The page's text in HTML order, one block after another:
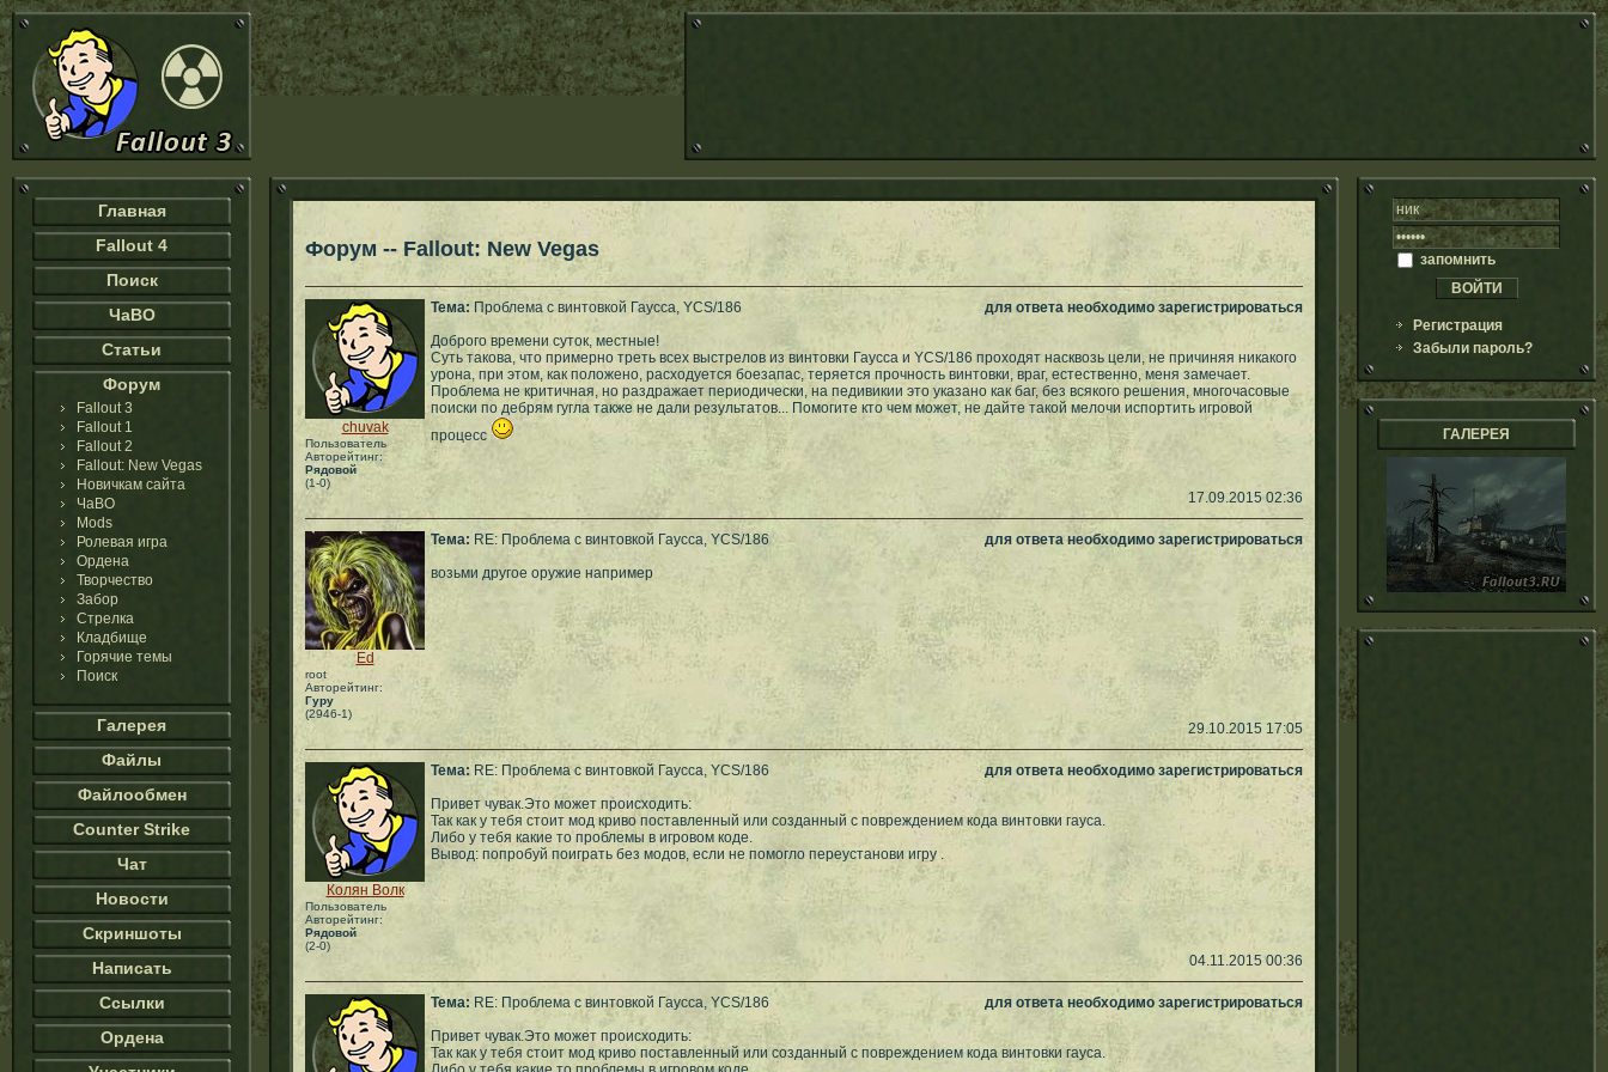
Главная
Fallout 4
Поиск
ЧаВО
Статьи
Форум
Fallout 3
Fallout 1
Fallout 2
Fallout: New Vegas
Новичкам сайта
ЧаВО
Mods
Ролевая игра
Ордена
Творчество
Забор
Стрелка
Кладбище
Горячие темы
Поиск
Галерея
Файлы
Файлообмен
Counter Strike
Чат
Новости
Скриншоты
Написать
Ссылки
Ордена
Форум -- Fallout: New Vegas
chuvak
Пользователь
Авторейтинг:
Рядовой
(1-0)
Тема: Проблема с винтовкой Гаусса, YCS/186
для ответа необходимо зарегистрироваться
Доброго времени суток, местные!
Суть такова, что примерно треть всех выстрелов из винтовки Гаусса и YCS/186 проходят насквозь цели, не причиняя никакого
урона, при этом, как положено, расходуется боезапас, теряется прочность винтовки, враг, естественно, меня замечает.
Проблема не критичная, но раздражает периодически, на педивикии это указано как баг, без всякого решения, многочасовые
поиски по дебрям гугла также не дали результатов... Помогите кто чем может, не дайте такой мелочи испортить игровой
процесс
17.09.2015 02:36
Ed
root
Авторейтинг:
Гуру
(2946-1)
Тема: RE: Проблема с винтовкой Гаусса, YCS/186
для ответа необходимо зарегистрироваться
возьми другое оружие например
29.10.2015 17:05
Колян Волк
Пользователь
Авторейтинг:
Рядовой
(2-0)
Тема: RE: Проблема с винтовкой Гаусса, YCS/186
для ответа необходимо зарегистрироваться
Привет чувак.Это может происходить:
Так как у тебя стоит мод криво поставленный или созданный с повреждением кода винтовки гауса.
Либо у тебя какие то проблемы в игровом коде.
Вывод: попробуй поиграть без модов, если не помогло переустанови игру .
04.11.2015 00:36
Тема: RE: Проблема с винтовкой Гаусса, YCS/186
для ответа необходимо зарегистрироваться
Привет чувак.Это может происходить:
Так как у тебя стоит мод криво поставленный или созданный с повреждением кода винтовки гауса.
запомнить
Регистрация
Забыли пароль?
ГАЛЕРЕЯ